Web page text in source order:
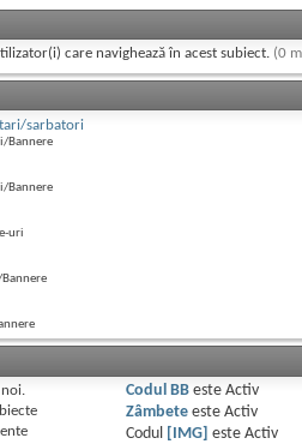
care navighează în acest subiect. (0
sarbatori
Bannere
Bannere
uri
Codul BBeste Activ
Zâmbeteeste Activ
Codul
[IMG] este Activ